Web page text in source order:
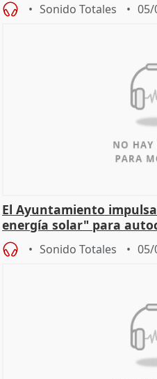
Sonido Totales 05/
El Ayuntamiento
energía solar" para
Sonido Totales 05/